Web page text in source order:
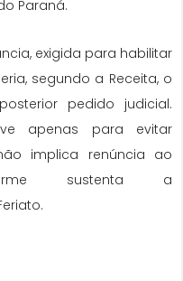
Paraná.
exigida para habilitar
segundo a Receita, o
pedido judicial.
apenas para evitar
implica renúncia ao
sustenta a